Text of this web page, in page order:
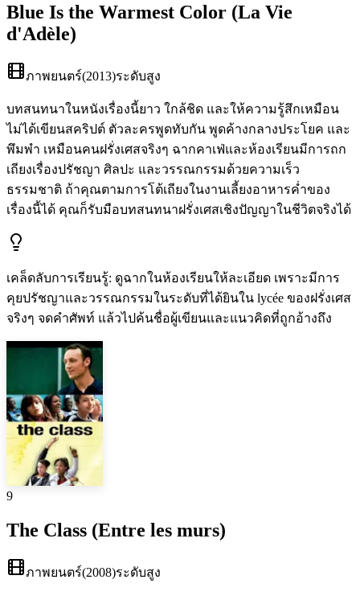
Blue Is the Warmest Color (La Vie
d'Adèle)
ภาพยนตร์(2013)ระดับสูง
บทสนทนาในหนังเรื่องนี้ยาว ใกล้ชิด และให้ความรู้สึกเหมือน
ไม่ได้เขียนสคริปต์ ตัวละครพูดทับกัน พูดค้างกลางประโยค และ
พึมพำ เหมือนคนฝรั่งเศสจริงๆ ฉากคาเฟ่และห้องเรียนมีการถก
เถียงเรื่องปรัชญา ศิลปะ และวรรณกรรมด้วยความเร็ว
ธรรมชาติ ถ้าคุณตามการโต้เถียงในงานเลี้ยงอาหารค่ำของ
เรื่องนี้ได้ คุณก็รับมือบทสนทนาฝรั่งเศสเชิงปัญญาในชีวิตจริงได้
เคล็ดลับการเรียนรู้: ดูฉากในห้องเรียนให้ละเอียด เพราะมีการ
คุยปรัชญาและวรรณกรรมในระดับที่ได้ยินใน lycée ของฝรั่งเศส
จริงๆ จดคำศัพท์ แล้วไปค้นชื่อผู้เขียนและแนวคิดที่ถูกอ้างถึง
9
The Class (Entre les murs)
ภาพยนตร์(2008)ระดับสูง